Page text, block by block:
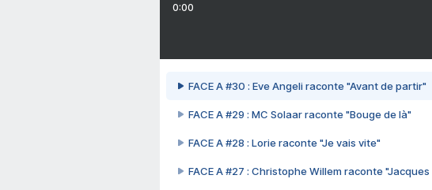
0:00
FACE A #30 : Eve Angeli raconte "Avant de partir"
FACE A #29 : MC Solaar raconte "Bouge de là"
FACE A #28 : Lorie raconte "Je vais vite"
FACE A #27 : Christophe Willem raconte "Jacques